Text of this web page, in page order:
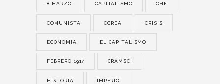
8 MARZO CAPITALISMO CHE
COMUNISTA COREA CRISIS
ECONOMIA EL CAPITALISMO
FEBRERO 1917 GRAMSCI
HISTORIA IMPERIO